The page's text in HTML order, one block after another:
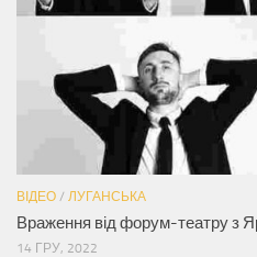
ВІДЕО / ЛУГАНСЬКА
Враження від форум-театру з
14 ГРУ, 2022